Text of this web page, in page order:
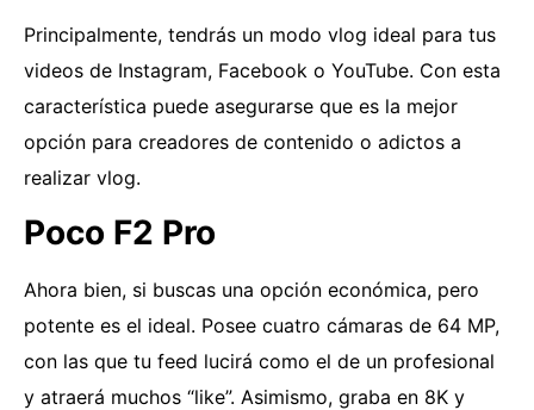
Principalmente, tendrás un modo vlog ideal para tus
videos de Instagram, Facebook o YouTube. Con esta
característica puede asegurarse que es la mejor
opción para creadores de contenido o adictos a
realizar vlog.
Poco F2 Pro
Ahora bien, si buscas una opción económica, pero
potente es el ideal. Posee cuatro cámaras de 64 MP,
con las que tu feed lucirá como el de un profesional
y atraerá muchos “like”. Asimismo, graba en 8K y